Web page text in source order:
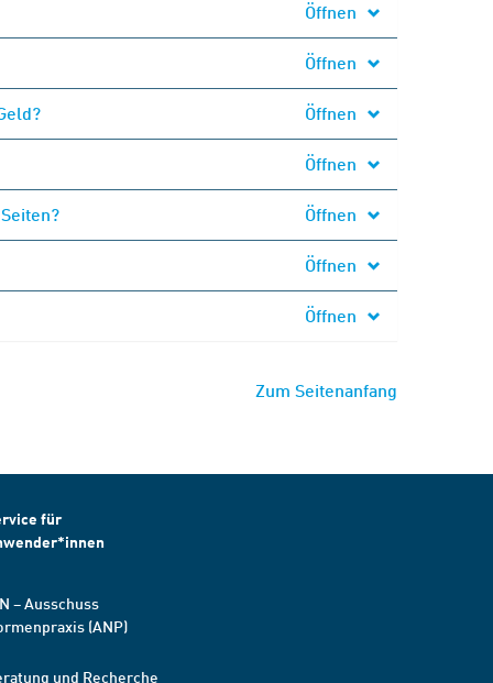
Öffnen
Öffnen
Öffnen
Öffnen
Öffnen
Öffnen
Öffnen
Zum Seitenanfang
für
– Ausschuss
(ANP)
und Recherche